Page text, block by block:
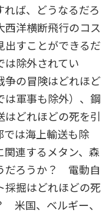
ば、どうなるだろ
洋横断飛行のコス
出すことができるだ
は除外されてい
争の冒険はどれほど
は軍事も除外）、鋼
どれほどの死を引
では海上輸送も除
連するメタン、森
だろうか？ 電動自
採掘はどれほどの死
米国、ベルギー、